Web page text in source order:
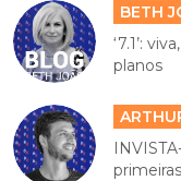
BETH
‘7.1’:
planos